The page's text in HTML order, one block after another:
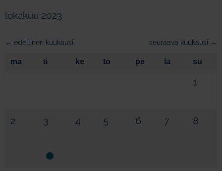
lokakuu 2023
← edellinen kuukausi seuraava kuukausi →
ma ti ke to pe la su
1
2 3 4 5 6 7 8